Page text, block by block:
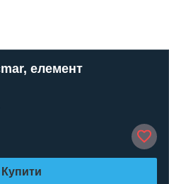
елемент
Купити